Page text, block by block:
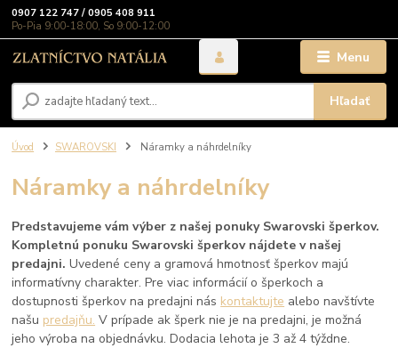
Menu
Hľadať
0907 122 747 / 0905 408 911
Po-Pia 9:00-18:00, So 9:00-12:00
Úvod SWAROVSKI Náramky a náhrdelníky
Náramky a náhrdelníky
Predstavujeme vám výber z našej ponuky Swarovski šperkov.
Kompletnú ponuku Swarovski šperkov nájdete v našej
predajni.Uvedené ceny a gramová hmotnosť šperkov majú
informatívny charakter. Pre viac informácií o šperkoch a
dostupnosti šperkov na predajni nás kontaktujte alebo navštívte
našu predajňu. V prípade ak šperk nie je na predajni, je možná
jeho výroba na objednávku. Dodacia lehota je 3 až 4 týždne.